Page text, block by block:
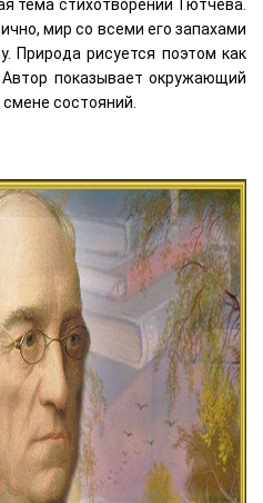
тема стихотворений Тютчева.
мир со всеми его запахами
Природа рисуется поэтом как
показывает окружающий
состояний.